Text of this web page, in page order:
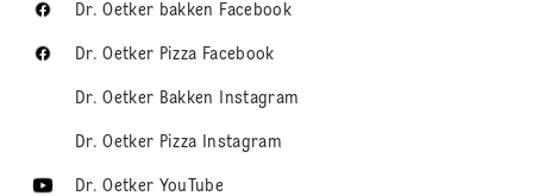
Dr. Oetker bakken Facebook
Dr. Oetker Pizza Facebook
Dr. Oetker Bakken Instagram
Dr. Oetker Pizza Instagram
Dr. Oetker YouTube